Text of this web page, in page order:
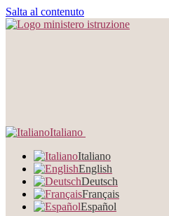
Salta al contenuto
Italiano
Italiano
English
Deutsch
Français
Español